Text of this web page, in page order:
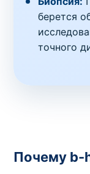
берется
точного
Почему b-